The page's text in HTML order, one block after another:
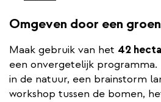
Omgeven door een
Maak gebruik van het 42
een onvergetelijk programma.
in de natuur, een brainstorm
workshop tussen de bomen,